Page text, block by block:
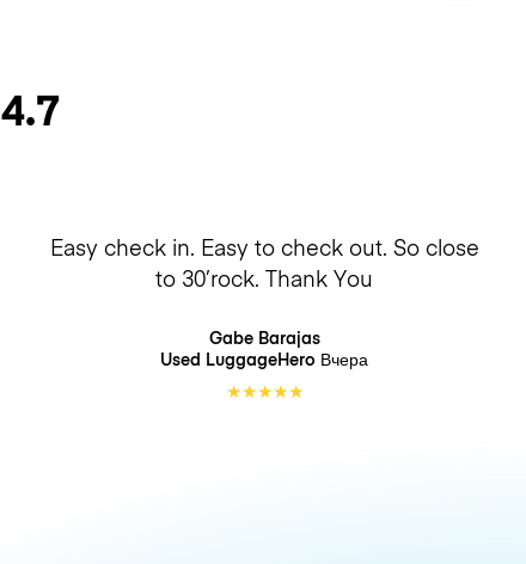
4.7
Easy check in. Easy to check out. So close
to 30’rock. Thank You
Gabe Barajas
Used LuggageHero Вчера
★★★★★